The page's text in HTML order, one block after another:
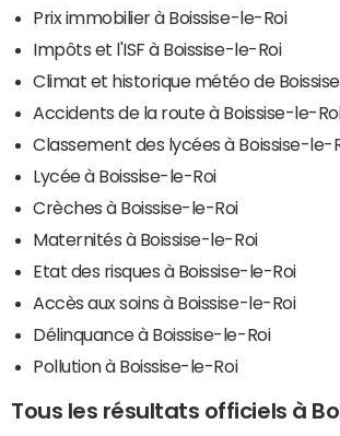
Prix immobilier à Boissise-le-Roi
Impôts et l'ISF à Boissise-le-Roi
Climat et historique météo de
Accidents de la route à Boissise-le-
Classement des lycées à Boissise-le-
Lycée à Boissise-le-Roi
Crèches à Boissise-le-Roi
Maternités à Boissise-le-Roi
Etat des risques à Boissise-le-Roi
Accès aux soins à Boissise-le-Roi
Délinquance à Boissise-le-Roi
Pollution à Boissise-le-Roi
Tous les résultats officiels à